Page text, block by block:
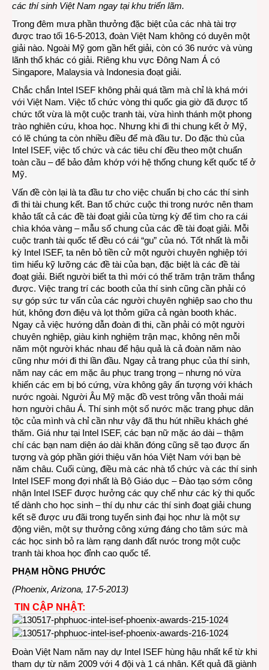
các thí sinh Việt Nam ngay tại khu triển lãm.
Trong đêm mưa phần thưởng đặc biệt của các nhà tài trợ
được trao tối 16-5-2013, đoàn Việt Nam không có duyên một
giải nào. Ngoài Mỹ gom gần hết giải, còn có 36 nước và vùng
lãnh thổ khác có giải. Riêng khu vực Đông Nam Á có
Singapore, Malaysia và Indonesia đoạt giải.
Chắc chắn Intel ISEF không phải quá tầm mà chỉ là khá mới
với Việt Nam. Việc tổ chức vòng thi quốc gia giờ đã được tổ
chức tốt vừa là một cuộc tranh tài, vừa hình thánh một phong
trào nghiên cứu, khoa học. Nhưng khi đi thi chung kết ở Mỹ,
có lẽ chúng ta còn nhiều điều để mà đầu tư. Do đặc thù của
Intel ISEF, việc tố chức và các tiêu chí đều theo một chuẩn
toàn cầu – để bảo đảm khớp với hệ thống chung kết quốc tế ở
Mỹ.
Vấn đề còn lại là ta đầu tư cho việc chuẩn bị cho các thí sinh
đi thi tài chung kết. Ban tổ chức cuộc thi trong nước nên tham
khảo tất cả các đề tài đoạt giải của từng kỳ để tìm cho ra cái
chìa khóa vàng – mẫu số chung của các đề tài đoạt giải. Mỗi
cuộc tranh tài quốc tế đều có cái “gu” của nó. Tốt nhất là mỗi
kỳ Intel ISEF, ta nên bỏ tiền cử một người chuyên nghiệp tới
tìm hiểu kỹ lưỡng các đề tài của bạn, đặc biệt là các đề tài
đoạt giải. Biết người biết ta thì mới có thế trăm trận trăm thắng
được. Việc trang trí các booth của thí sinh cũng cần phải có
sự góp sức tư vấn của các người chuyên nghiệp sao cho thu
hút, không đơn điệu và lọt thỏm giữa cả ngàn booth khác.
Ngay cả việc hướng dẫn đoàn đi thi, cần phải có một người
chuyên nghiệp, giàu kinh nghiệm trận mạc, không nên mỗi
năm một người khác nhau để hậu quả là cả đoàn năm nào
cũng như mới đi thi lần đầu. Ngay cả trang phục của thí sinh,
năm nay các em mặc âu phục trang trọng – nhưng nó vừa
khiến các em bị bó cứng, vừa không gây ấn tượng với khách
nước ngoài. Người Âu Mỹ mặc đồ vest trông vẫn thoải mái
hơn người châu Á. Thí sinh một số nước mặc trang phục dân
tộc của mình và chỉ cần như vậy đã thu hút nhiều khách ghé
thăm. Giá như tại Intel ISEF, các bạn nữ mặc áo dài – thậm
chí các bạn nam diện áo dài khăn đóng cũng sẽ tạo được ấn
tượng và góp phần giới thiệu văn hóa Việt Nam với bạn bè
năm châu. Cuối cùng, điều mà các nhà tổ chức và các thí sinh
Intel ISEF mong đợi nhất là Bộ Giáo dục – Đào tạo sớm công
nhận Intel ISEF được hưởng các quy chế như các kỳ thi quốc
tế dành cho học sinh – thí dụ như các thí sinh đoạt giải chung
kết sẽ được ưu đãi trong tuyển sinh đại học như là một sự
động viên, một sự thưởng công xứng đáng cho tâm sức mà
các học sinh bỏ ra làm rạng danh đất nưóc trong một cuộc
tranh tài khoa học đỉnh cao quốc tế.
PHẠM HỒNG PHƯỚC
(Phoenix, Arizona, 17-5-2013)
TIN CẬP NHẬT:
Đoàn Việt Nam năm nay dự Intel ISEF hùng hậu nhất kể từ khi
tham dự từ năm 2009 với 4 đội và 1 cá nhân. Kết quả đã giành